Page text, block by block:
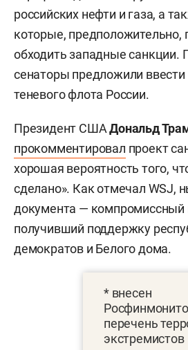
российских нефти и газа, а
которые, предположительно,
обходить западные санкции.
сенаторы предложили ввести
теневого флота России.
Президент СШАДональд
прокомментировал проект
хорошая вероятность того,
сделано». Как отмечал WSJ,
документа — компромиссный
получивший поддержку
демократов и Белого дома.
* внесен
перечень
экстремистов